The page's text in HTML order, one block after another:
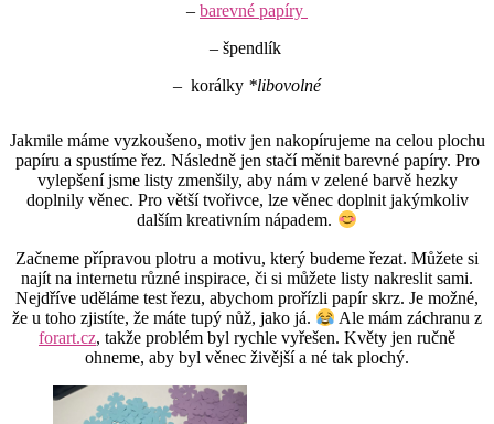
– barevné papíry
– špendlík
– korálky *libovolné
Jakmile máme vyzkoušeno, motiv jen nakopírujeme na celou plochu
papíru a spustíme řez. Následně jen stačí měnit barevné papíry. Pro
vylepšení jsme listy zmenšily, aby nám v zelené barvě hezky
doplnily věnec. Pro větší tvořivce, lze věnec doplnit jakýmkoliv
dalším kreativním nápadem.
Začneme přípravou plotru a motivu, který budeme řezat. Můžete si
najít na internetu různé inspirace, či si můžete listy nakreslit sami.
Nejdříve uděláme test řezu, abychom prořízli papír skrz. Je možné,
že u toho zjistíte, že máte tupý nůž, jako já.
Ale mám záchranu z
forart.cz, takže problém byl rychle vyřešen. Květy jen ručně
ohneme, aby byl věnec živější a né tak plochý.